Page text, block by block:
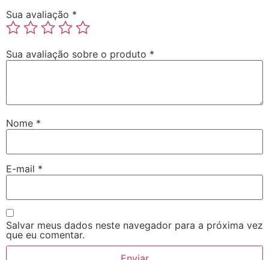
Sua avaliação *
Sua avaliação sobre o produto *
Nome *
E-mail *
Salvar meus dados neste navegador para a próxima vez
que eu comentar.